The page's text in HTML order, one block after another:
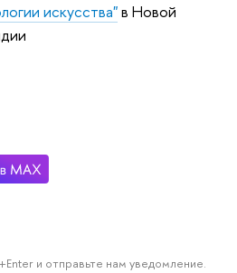
искусства"в Новой
и отправьте нам уведомление.